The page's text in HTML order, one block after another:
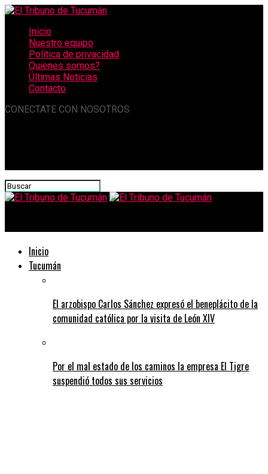
Inicio
Nuestro equipo
Política de privacidad
Quienes somos?
Últimas Noticias
Contacto
CONECTATE CON NOSOTROS
Inicio
Tucumán
El arzobispo Carlos Sánchez expresó el beneplácito de la
comunidad católica por la visita de León XIV
Por el mal estado de los caminos la empresa El Tigre
suspendió todos sus servicios